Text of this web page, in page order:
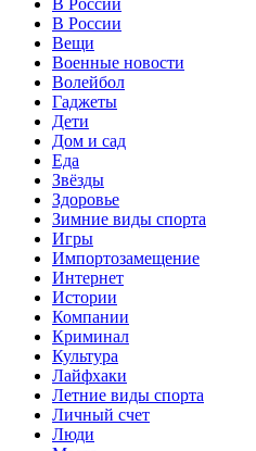
В России
Вещи
Военные новости
Волейбол
Гаджеты
Дети
Дом и сад
Еда
Звёзды
Здоровье
Зимние виды спорта
Игры
Импортозамещение
Интернет
Истории
Компании
Криминал
Культура
Лайфхаки
Летние виды спорта
Личный счет
Люди